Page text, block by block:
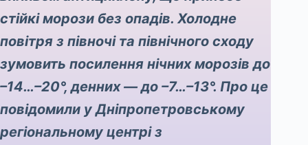
стійкі морози без опадів. Холодне
повітря з півночі та північного сходу
зумовить посилення нічних морозів до
–14…–20°, денних — до –7…–13°. Про це
повідомили у Дніпропетровському
регіональному центрі з